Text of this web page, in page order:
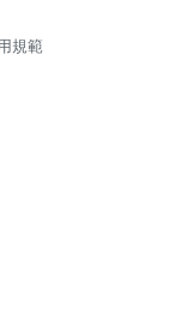
規範